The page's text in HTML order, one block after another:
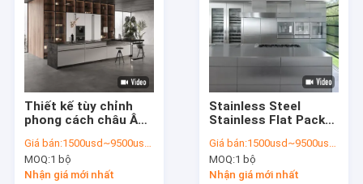
Thiết kế tùy chỉnh
phong cách châu Âu
chống cháy và chống
nước thép không gỉ
tủ bếp
Giá bán:1500usd~9500usd/customized according to material&dimension
MOQ:1 bộ
Nhận giá mới nhất
Stainless Steel
Stainless Flat Pack
thất thiết kế tủ thiết
lập
Giá bán:1500usd~9500usd/customized according to material&dimension
MOQ:1 bộ
Nhận giá mới nhất